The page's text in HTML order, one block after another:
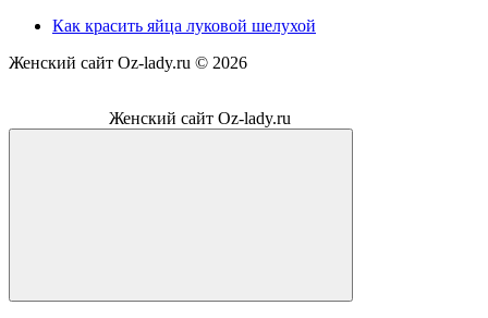
Как красить яйца луковой шелухой
Женский сайт Oz-lady.ru © 2026
Женский сайт Oz-lady.ru